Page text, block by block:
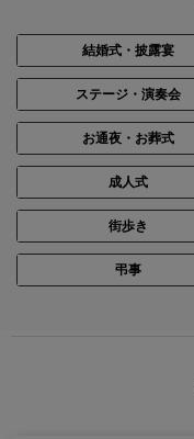
結婚式・披露宴
ステージ・演奏会
お通夜・お葬式
成人式
街歩き
弔事